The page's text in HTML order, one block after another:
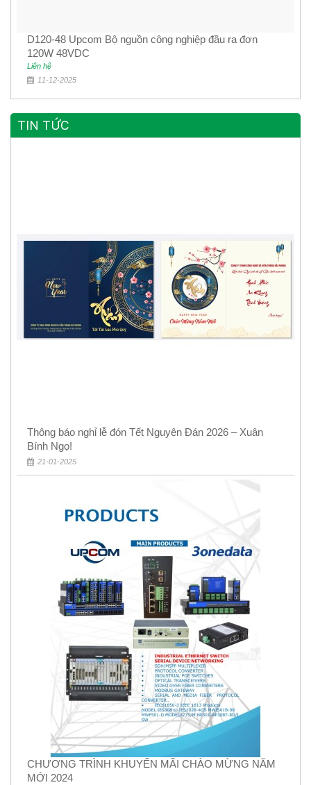
D120-48 Upcom Bộ nguồn công nghiệp đầu ra đơn
120W 48VDC
Liên hệ
11-12-2025
TIN TỨC
Thông báo nghỉ lễ đón Tết Nguyên Đán 2026 – Xuân
Bính Ngọ!
21-01-2025
CHƯƠNG TRÌNH KHUYẾN MÃI CHÀO MỪNG NĂM
MỚI 2024